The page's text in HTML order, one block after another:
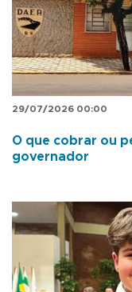
29/07/2026 00:00
O que cobrar ou
governador